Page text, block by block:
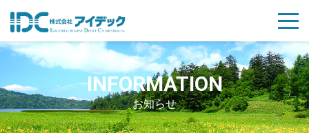
INFORMATION
お知らせ